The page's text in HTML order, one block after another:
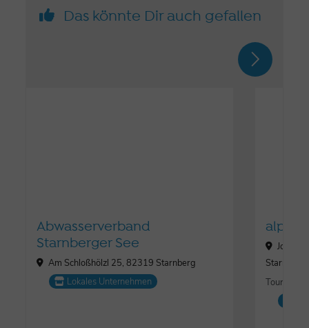
Das könnte Dir auch gefallen
Abwasserverband
Starnberger See
Am Schloßhölzl 25, 82319 Starnberg
Lokales Unternehmen
Josef-
Starnberg